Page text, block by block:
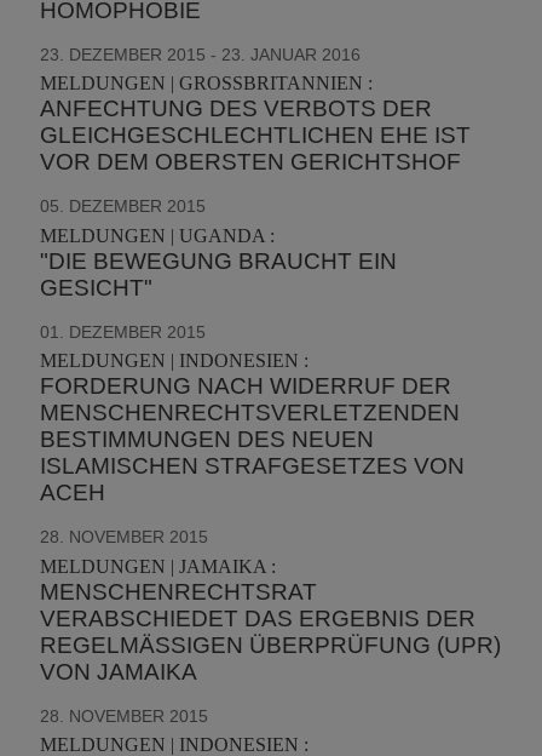
HOMOPHOBIE
23. DEZEMBER 2015 - 23. JANUAR 2016
MELDUNGEN | GROSSBRITANNIEN :
ANFECHTUNG DES VERBOTS DER
GLEICHGESCHLECHTLICHEN EHE IST
VOR DEM OBERSTEN GERICHTSHOF
05. DEZEMBER 2015
MELDUNGEN | UGANDA :
"DIE BEWEGUNG BRAUCHT EIN
GESICHT"
01. DEZEMBER 2015
MELDUNGEN | INDONESIEN :
FORDERUNG NACH WIDERRUF DER
MENSCHENRECHTSVERLETZENDEN
BESTIMMUNGEN DES NEUEN
ISLAMISCHEN STRAFGESETZES VON
ACEH
28. NOVEMBER 2015
MELDUNGEN | JAMAIKA :
MENSCHENRECHTSRAT
VERABSCHIEDET DAS ERGEBNIS DER
REGELMÄSSIGEN ÜBERPRÜFUNG (UPR) V
ON JAMAIKA
28. NOVEMBER 2015
MELDUNGEN | INDONESIEN :